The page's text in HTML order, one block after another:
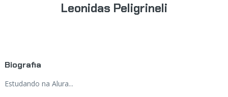
Leonidas Peligrineli
Biografia
Estudando na Alura...